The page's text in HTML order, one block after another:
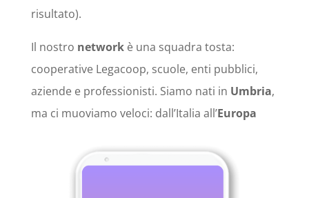
risultato).
Il nostro networkè una squadra tosta:
cooperative Legacoop, scuole, enti pubblici,
aziende e professionisti. Siamo nati in Umbria,
ma ci muoviamo veloci: dall’Italia all’Europa